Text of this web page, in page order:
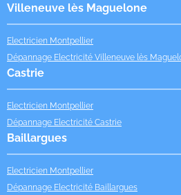
Villeneuve lès Maguelone
Electricien Montpellier
Dépannage Electricité Villeneuve lès
Castrie
Electricien Montpellier
Dépannage Electricité Castrie
Baillargues
Electricien Montpellier
Dépannage Electricité Baillargues